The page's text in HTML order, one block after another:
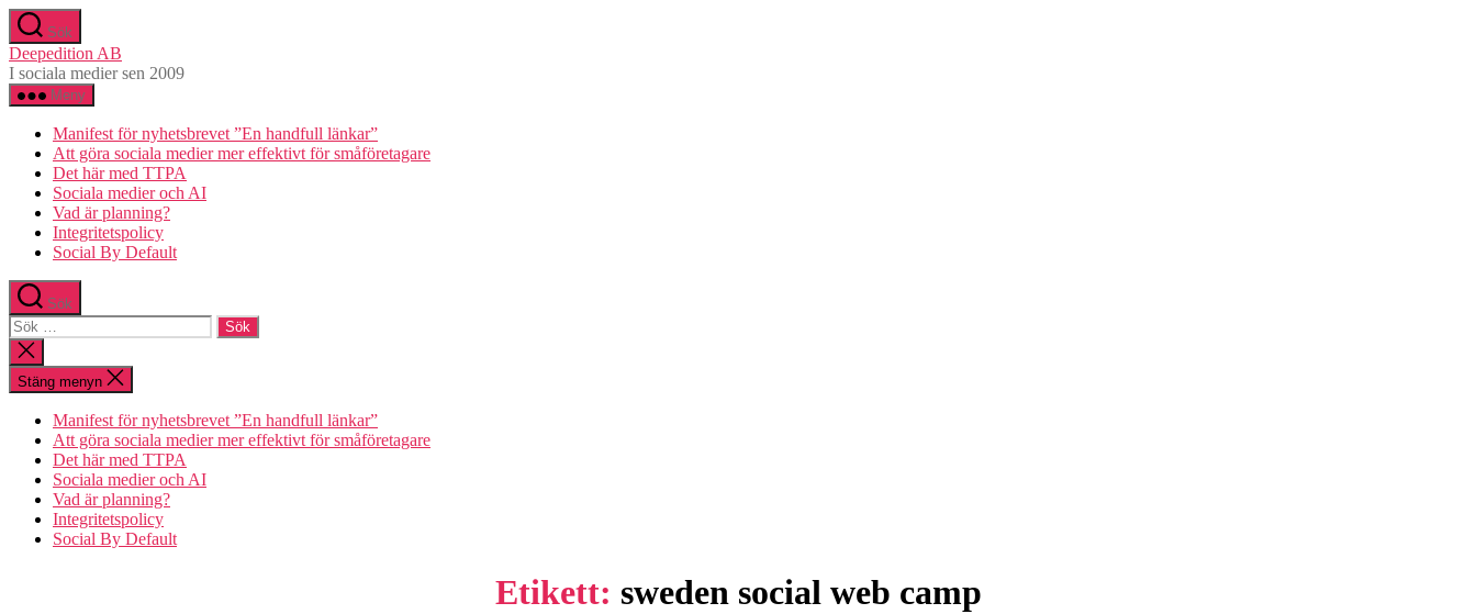
Hoppa
till
innehåll
Sök
Deepedition AB
I sociala medier sen 2009
Meny
Manifest för nyhetsbrevet ”En handfull länkar”
Att göra sociala medier mer effektivt för småföretagare
Det här med TTPA
Sociala medier och AI
Vad är planning?
Integritetspolicy
Social By Default
Sök
Sök
efter:
Stäng
sökningen
Stäng menyn
Manifest för nyhetsbrevet ”En handfull länkar”
Att göra sociala medier mer effektivt för småföretagare
Det här med TTPA
Sociala medier och AI
Vad är planning?
Integritetspolicy
Social By Default
Etikett: sweden social web camp